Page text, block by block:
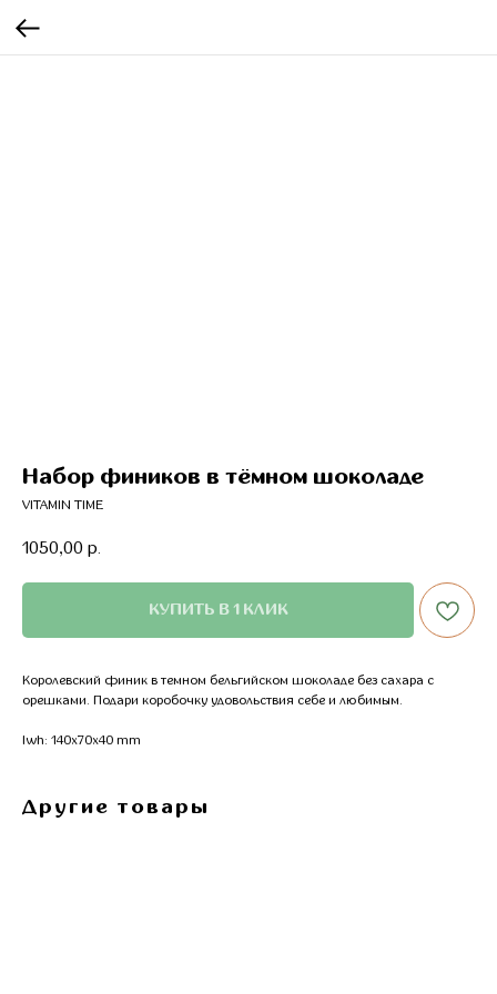
Набор фиников в тёмном шоколаде
VITAMIN TIME
1050,00 р.
КУПИТЬ В 1 КЛИК
Королевский финик в темном бельгийском шоколаде без сахара с
орешками. Подари коробочку удовольствия себе и любимым.
lwh: 140x70x40 mm
Другие товары